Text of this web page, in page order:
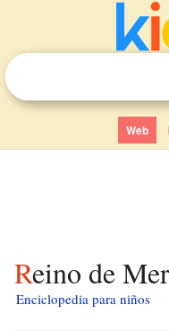
Web
Reino de
Enciclopedia para niños